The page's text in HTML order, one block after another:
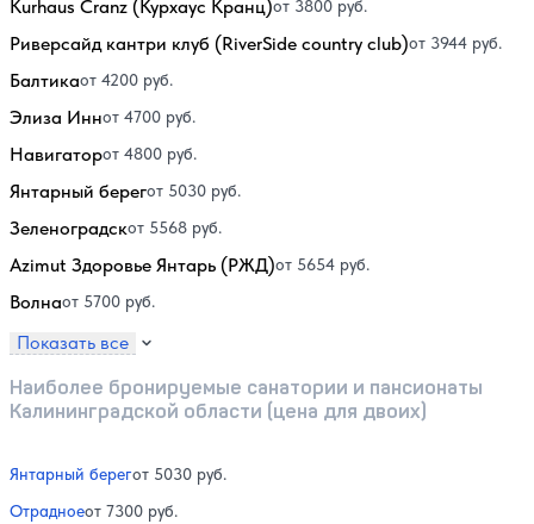
Kurhaus Cranz (Курхаус Кранц)от 3800 руб.
Риверсайд кантри клуб (RiverSide country club)от 3944 руб.
Балтикаот 4200 руб.
Элиза Иннот 4700 руб.
Навигаторот 4800 руб.
Янтарный берегот 5030 руб.
Зеленоградскот 5568 руб.
Azimut Здоровье Янтарь (РЖД)от 5654 руб.
Волнаот 5700 руб.
Показать все
Наиболее бронируемые санатории и пансионаты
Калининградской области (цена для двоих)
Янтарный берегот 5030 руб.
Отрадноеот 7300 руб.